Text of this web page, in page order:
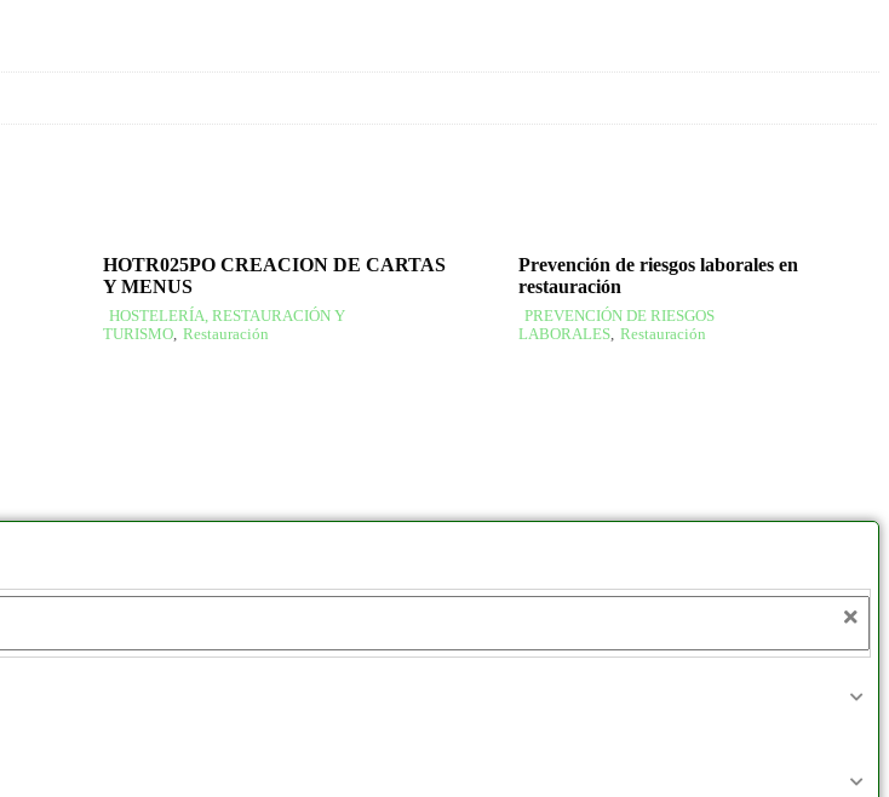
HOTR025PO CREACION DE CARTAS
Y MENUS
HOSTELERÍA, RESTAURACIÓN Y
TURISMO, Restauración
Prevención de riesgos laborales en
restauración
PREVENCIÓN DE RIESGOS
LABORALES, Restauración